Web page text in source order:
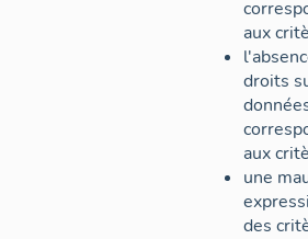
aux
droits
aux
une
des